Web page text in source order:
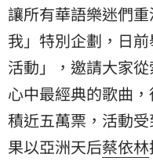
讓所有華語樂迷們
我」 特別企劃，日
活動」， 邀請大家
心中最經典的歌曲
積近五萬票，活動
果以亞洲天后蔡依林